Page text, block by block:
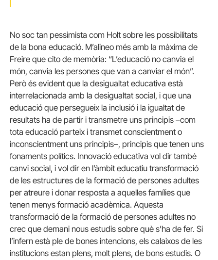
No soc tan pessimista com Holt sobre les possibilitats
de la bona educació. M’alineo més amb la màxima de
Freire que cito de memòria: “L’educació no canvia el
món, canvia les persones que van a canviar el món”.
Però és evident que la desigualtat educativa està
interrelacionada amb la desigualtat social, i que una
educació que persegueix la inclusió i la igualtat de
resultats ha de partir i transmetre uns principis –com
tota educació parteix i transmet conscientment o
inconscientment uns principis–, principis que tenen uns
fonaments polítics. Innovació educativa vol dir també
canvi social, i vol dir en l’àmbit educatiu transformació
de les estructures de la formació de persones adultes
per atreure i donar resposta a aquelles famílies que
tenen menys formació acadèmica. Aquesta
transformació de la formació de persones adultes no
crec que demani nous estudis sobre què s’ha de fer. Si
l’infern està ple de bones intencions, els calaixos de les
institucions estan plens, molt plens, de bons estudis. O